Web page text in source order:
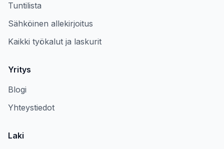
Tuntilista
Sähköinen allekirjoitus
Kaikki työkalut ja laskurit
Yritys
Blogi
Yhteystiedot
Laki